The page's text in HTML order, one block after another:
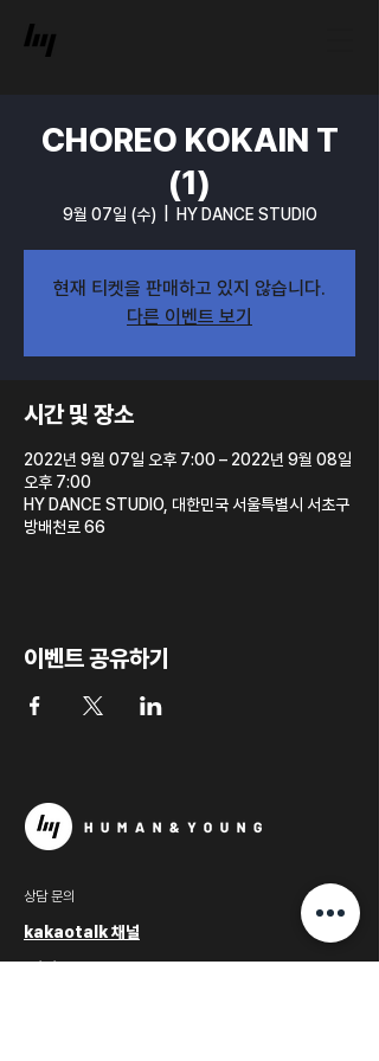
CHOREO KOKAIN T
(1)
9월 07일 (수) HY DANCE STUDIO
현재 티켓을 판매하고 있지 않습니다.
다른 이벤트 보기
시간 및 장소
2022년 9월 07일 오후 7:00 – 2022년 9월 08일
오후 7:00
HY DANCE STUDIO, 대한민국 서울특별시 서초구
방배천로 66
이벤트 공유하기
상담 문의
kakaotalk 채널